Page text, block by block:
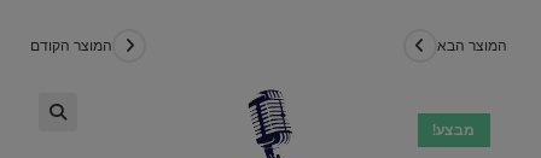
מבצע!
המוצר הקודם המוצר הבא